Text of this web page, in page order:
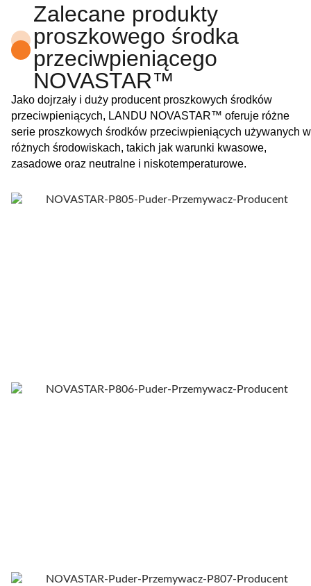
Zalecane produkty
proszkowego środka
przeciwpieniącego
NOVASTAR™
Jako dojrzały i duży producent proszkowych środków
przeciwpieniących, LANDU NOVASTAR™ oferuje różne
serie proszkowych środków przeciwpieniących używanych w
różnych środowiskach, takich jak warunki kwasowe,
zasadowe oraz neutralne i niskotemperaturowe.